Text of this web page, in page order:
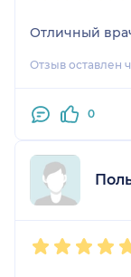
Отличный
Отзыв оставлен
0